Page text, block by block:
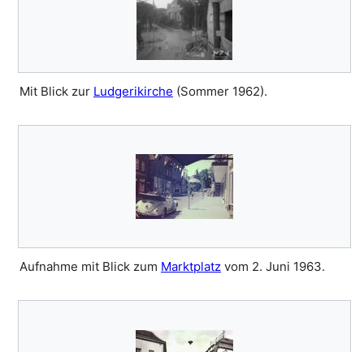
Mit Blick zur Ludgerikirche (Sommer 1962).
Aufnahme mit Blick zum Marktplatz vom 2. Juni 1963.